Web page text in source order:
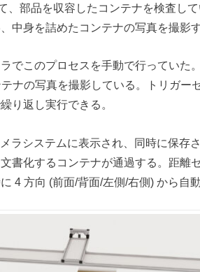
、部品を収容したコンテナを検査し
中身を詰めたコンテナの写真を撮影す
でこのプロセスを手動で行っていた
ナの写真を撮影している。トリガー
り返し実行できる。
ラシステムに表示され、同時に保存
書化するコンテナが通過する。距離
4 方向 (前面/背面/左側/右側) から自